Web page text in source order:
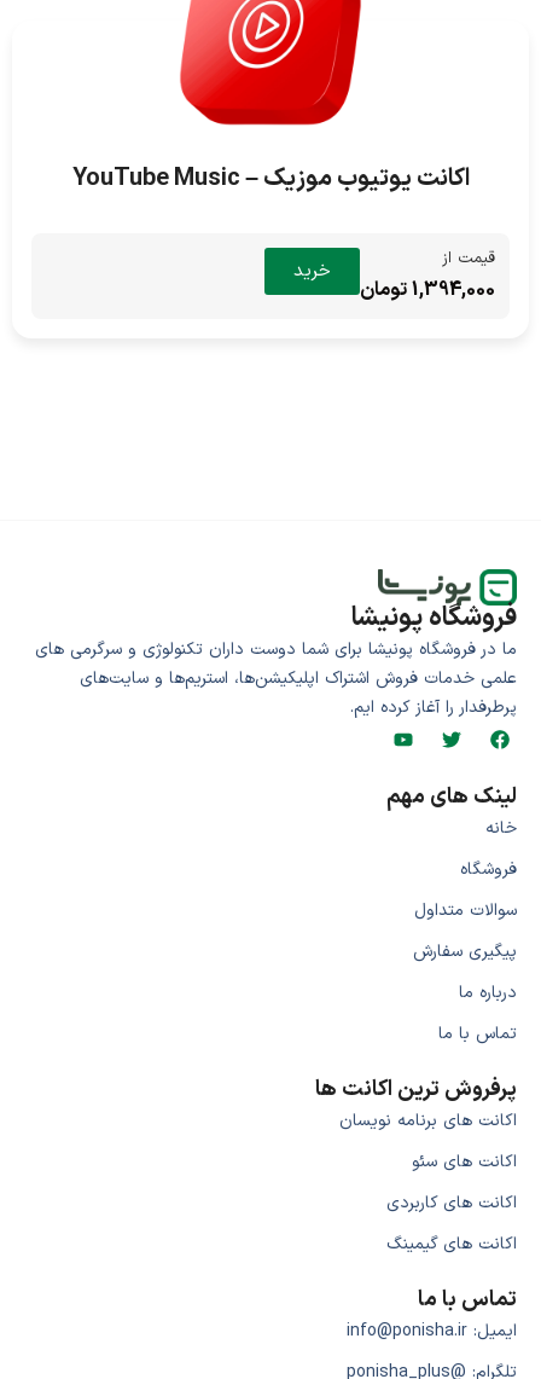
اکانت یوتیوب موزیک – YouTube Music
قیمت از
1,394,000 تومان
خرید
فروشگاه پونیشا
ما در فروشگاه پونیشا برای شما دوست داران تکنولوژی و سرگرمی های
علمی خدمات فروش اشتراک اپلیکیشن‌ها، استریم‌ها و سایت‌های
پرطرفدار را آغاز کرده ایم.
لینک های مهم
خانه
فروشگاه
سوالات متداول
پیگیری سفارش
درباره ما
تماس با ما
پرفروش ترین اکانت ها
اکانت های برنامه نویسان
اکانت های سئو
اکانت های کاربردی
اکانت های گیمینگ
تماس با ما
ایمیل: info@ponisha.ir
تلگرام: @ponisha_plus